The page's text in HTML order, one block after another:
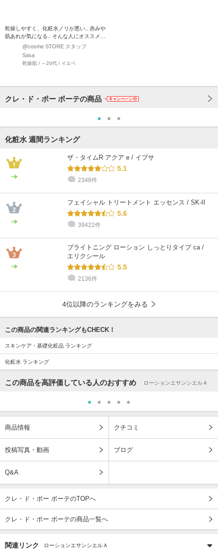
乾燥しやすく、化粧水ノリが悪い.. 赤みや
肌あれが気になる.. そんな人にオススメ！
なめらかな使…@cosme STORE スタッフ
Sasa
乾燥肌 / ～20代 / イエベ
クレ・ド・ポー ボーテの商品
化粧水 週間ランキング
ザ・タイムR アクア e / イプサ
5.1
2348件
フェイシャル トリートメント エッセンス / SK-II
5.6
39422件
ブライトニング ローション しっとりタイプ ca /
エリクシール
5.5
2136件
4位以降のランキングをみる
この商品の関連ランキングもCHECK！
スキンケア・基礎化粧品 ランキング
化粧水 ランキング
この商品を高評価している人のおすすめ ローションエサンシエルＡ
商品情報 クチコミ
投稿写真・動画 ブログ
Q&A
クレ・ド・ポー ボーテのTOPへ
クレ・ド・ポー ボーテの商品一覧へ
関連リンク ローションエサンシエルＡ